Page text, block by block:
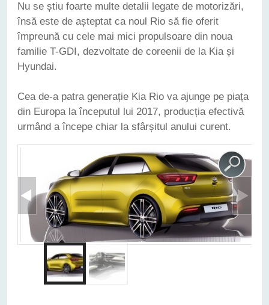
Nu se știu foarte multe detalii legate de motorizări,
însă este de așteptat ca noul Rio să fie oferit
împreună cu cele mai mici propulsoare din noua
familie T-GDI, dezvoltate de coreenii de la Kia și
Hyundai.
Cea de-a patra generație Kia Rio va ajunge pe piața
din Europa la începutul lui 2017, producția efectivă
urmând a începe chiar la sfârșitul anului curent.